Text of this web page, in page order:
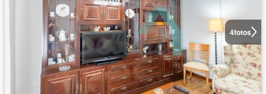
4fotos